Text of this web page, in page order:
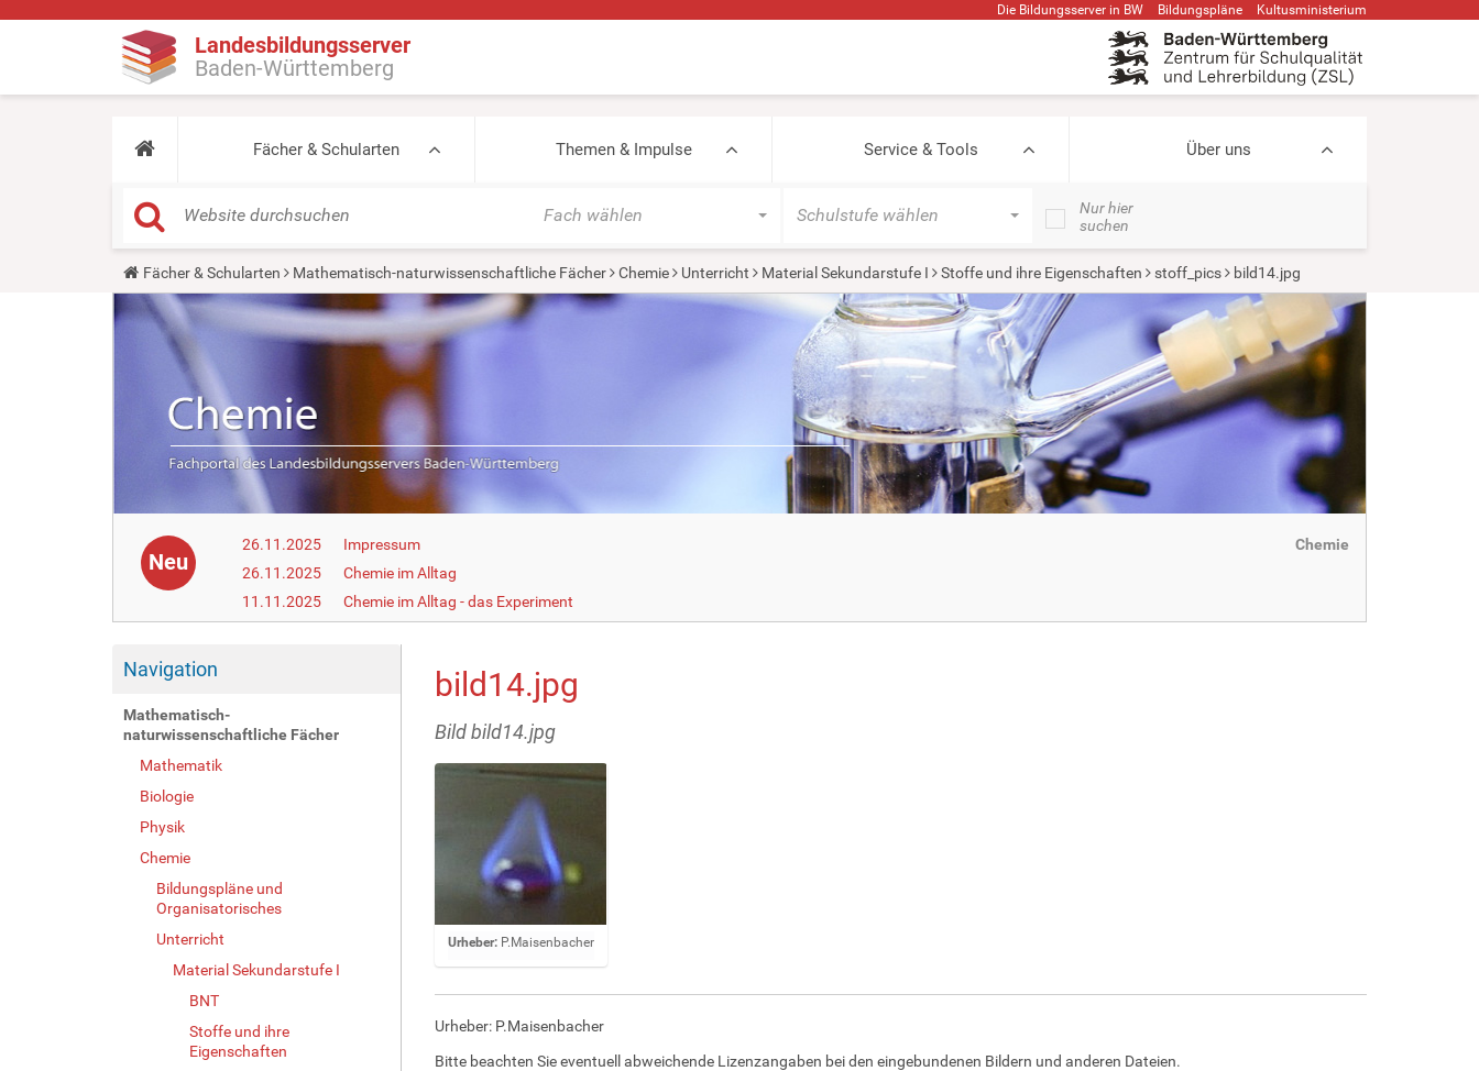
Die Bildungsserver in BW Bildungspläne Kultusministerium
Landesbildungsserver
Baden-Württemberg
Fächer & Schularten Themen & Impulse Service & Tools Über uns
Fach wählen Schulstufe wählen
Nur hier
suchen
Y
o
a
Fächer & Schularten Mathematisch-naturwissenschaftliche Fächer Chemie Unterricht Material Sekundarstufe I Stoffe und ihre Eigenschaften stoff_pics bild14.jpg
Neu
26.11.2025
Impressum
26.11.2025
Chemie im Alltag
11.11.2025
Chemie im Alltag - das Experiment
Chemie
Navigation
Mathematisch-
naturwissenschaftliche Fächer
Mathematik
Biologie
Physik
Chemie
Bildungspläne und
Organisatorisches
Unterricht
Material Sekundarstufe I
BNT
Stoffe und ihre
Eigenschaften
bild14.jpg
Bild bild14.jpg
Z
e
Urheber:P.Maisenbacher
Urheber: P.Maisenbacher
Bitte beachten Sie eventuell abweichende Lizenzangaben bei den eingebundenen Bildern und anderen Dateien.